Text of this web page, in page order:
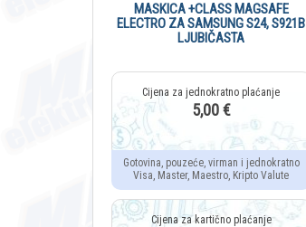
MASKICA +CLASS MAGSAFE
ELECTRO ZA SAMSUNG S24, S921B
LJUBIČASTA
5,00 €
Gotovina, pouzeće, virman i jednokratno
Visa, Master, Maestro, Kripto Valute